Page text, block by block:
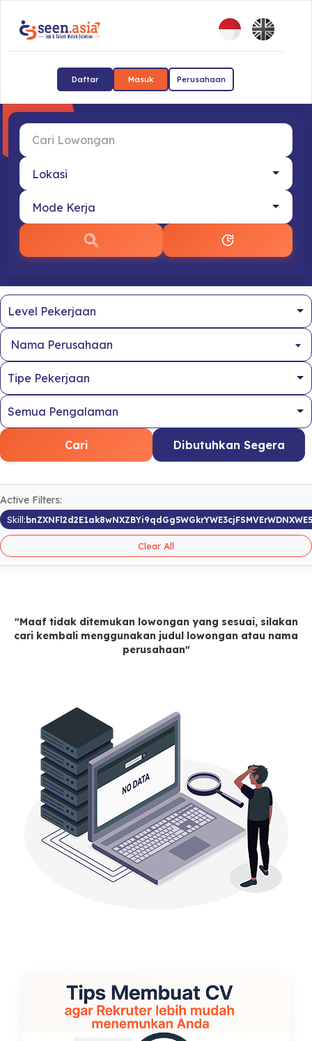
Daftar Masuk Perusahaan
Nama Perusahaan
Cari Dibutuhkan Segera
Active Filters:
Skill:
Clear All
"Maaf tidak ditemukan lowongan yang sesuai, silakan
cari kembali menggunakan judul lowongan atau nama
perusahaan"